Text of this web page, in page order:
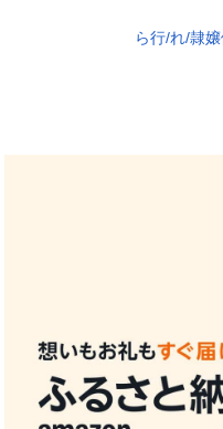
ら行/れ/隷